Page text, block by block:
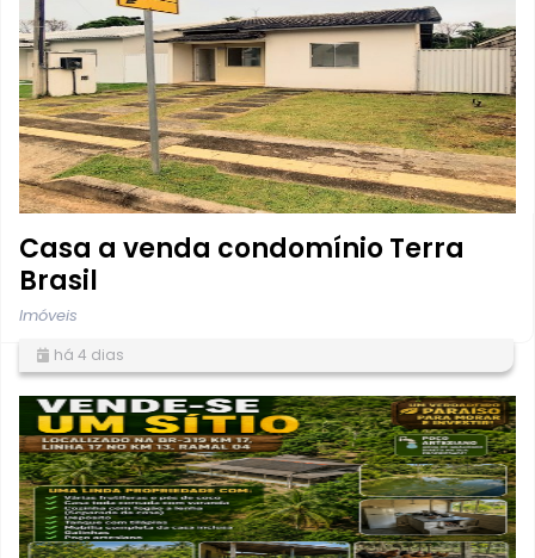
Casa a venda condomínio Terra
Brasil
Imóveis
há 4 dias